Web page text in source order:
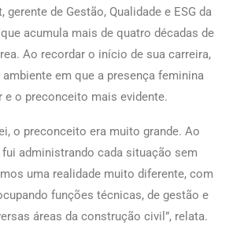
gerente de Gestão, Qualidade e ESG da
acumula mais de quatro décadas de
Ao recordar o início de sua carreira,
em que a presença feminina
e o preconceito mais evidente.
o preconceito era muito grande. Ao
fui administrando cada situação sem
uma realidade muito diferente, com
funções técnicas, de gestão e
áreas da construção civil”, relata.